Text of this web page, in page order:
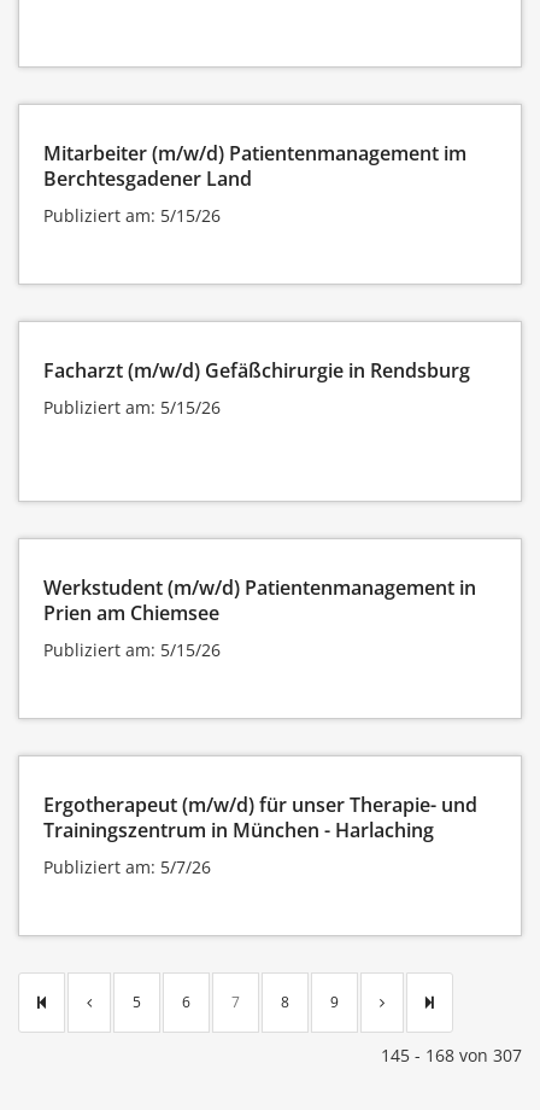
Mitarbeiter (m/w/d) Patientenmanagement im
Berchtesgadener Land
Publiziert am: 5/15/26
Facharzt (m/w/d) Gefäßchirurgie in Rendsburg
Publiziert am: 5/15/26
Werkstudent (m/w/d) Patientenmanagement in
Prien am Chiemsee
Publiziert am: 5/15/26
Ergotherapeut (m/w/d) für unser Therapie- und
Trainingszentrum in München - Harlaching
Publiziert am: 5/7/26
5 6 7 8 9
145 - 168 von 307